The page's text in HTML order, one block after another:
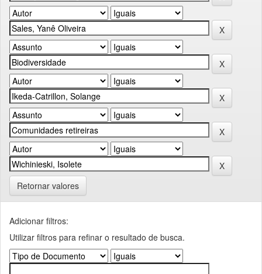
Retornar valores
Adicionar filtros:
Utilizar filtros para refinar o resultado de busca.